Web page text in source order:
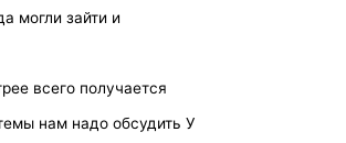
могли зайти и
всего получается
нам надо обсудить У